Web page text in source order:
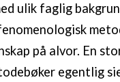
ulik faglig
på alvor. En
egentlig